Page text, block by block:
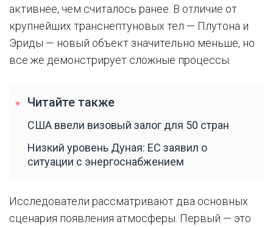
активнее, чем считалось ранее. В отличие от
крупнейших транснептуновых тел — Плутона и
Эриды — новый объект значительно меньше, но
все же демонстрирует сложные процессы.
Читайте также
США ввели визовый залог для 50 стран
Низкий уровень Дуная: ЕС заявил о
ситуации с энергоснабжением
Исследователи рассматривают два основных
сценария появления атмосферы. Первый — это